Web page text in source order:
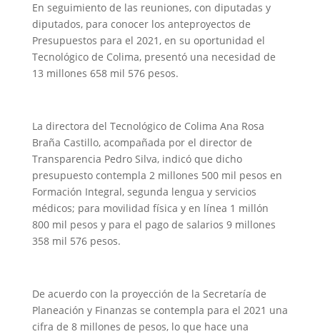
En seguimiento de las reuniones, con diputadas y
diputados, para conocer los anteproyectos de
Presupuestos para el 2021, en su oportunidad el
Tecnológico de Colima, presentó una necesidad de
13 millones 658 mil 576 pesos.
La directora del Tecnológico de Colima Ana Rosa
Braña Castillo, acompañada por el director de
Transparencia Pedro Silva, indicó que dicho
presupuesto contempla 2 millones 500 mil pesos en
Formación Integral, segunda lengua y servicios
médicos; para movilidad física y en línea 1 millón
800 mil pesos y para el pago de salarios 9 millones
358 mil 576 pesos.
De acuerdo con la proyección de la Secretaría de
Planeación y Finanzas se contempla para el 2021 una
cifra de 8 millones de pesos, lo que hace una